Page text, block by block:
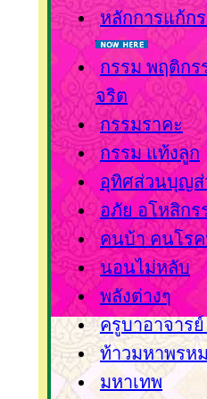
หลักการแก้ก
กรรม พฤติก
จริต
กรรมราคะ
กรรม แท้งลูก
อุทิศส่วนบุญส่
อภัย อโหสิกร
คนบ้า คนโร
นอนไม่หลับ
พลังต่างๆ
ครูบาอาจาร
ท้าวมหาพรห
มหาเทพ